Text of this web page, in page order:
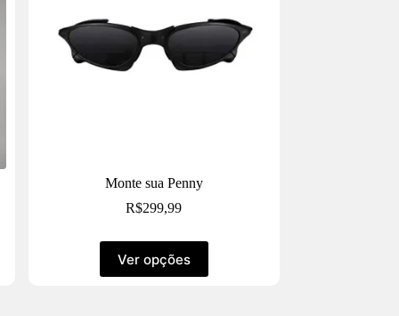
Monte sua Penny
R$299,99
Ver opções